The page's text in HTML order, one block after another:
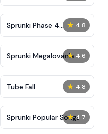
★ 4.8
Sprunki Phase 4
Definitive
★ 4.6
Sprunki Megalovania
★ 4.8
Tube Fall
★ 4.7
Sprunki Popular Songs